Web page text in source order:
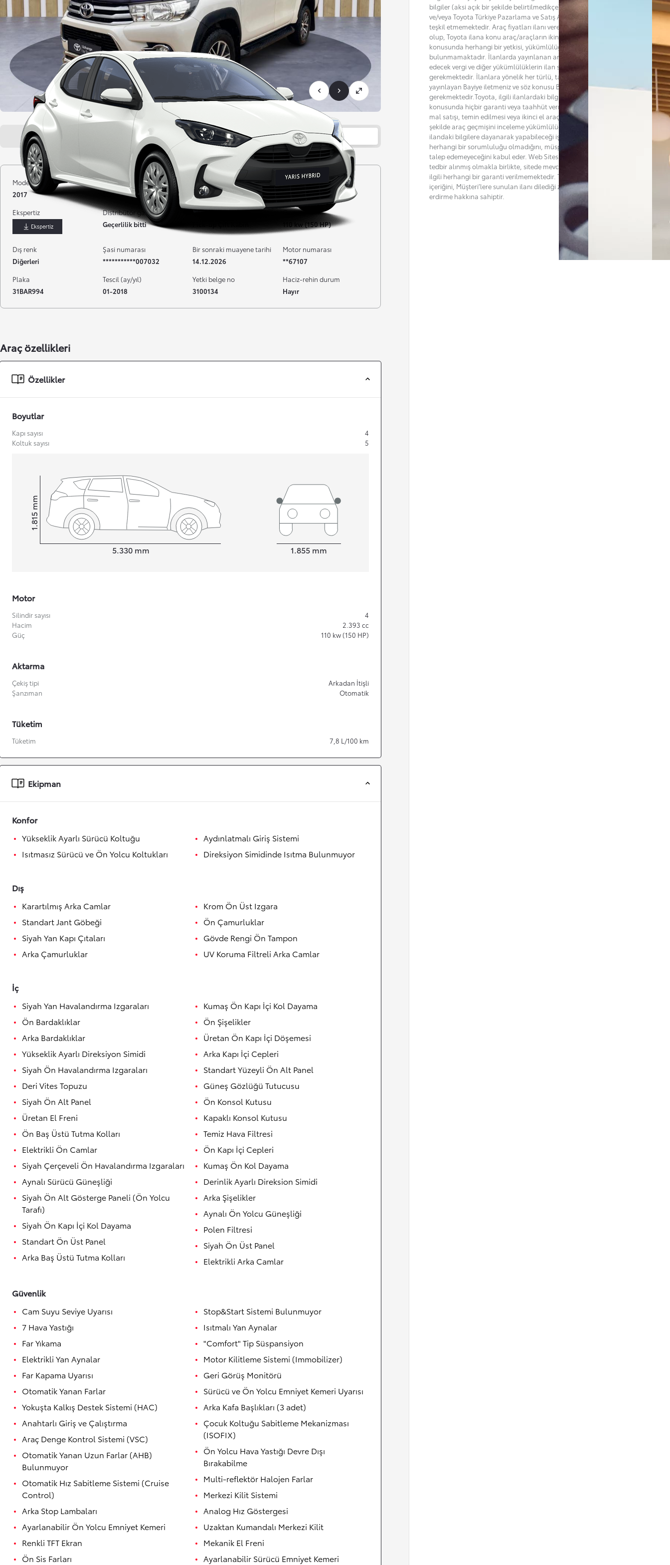
Yeni Hilux Yakında
Haberdar olun
Yeni RAV4
HYBRID
İlk siz haberdar olun
bilgiler (aksi açık bir şekilde belirtilmedikçe) bir satış teklifi değildir ve Bayi
ve/veya Toyota Türkiye Pazarlama ve Satış A.Ş.’nin ("Toyota”) adına bir taahhüt
teşkil etmemektedir. Araç fiyatları ilanı veren Bayi tarafından belirlenmekte
olup, Toyota ilana konu araç/araçların ikinci el satış fiyatlarını belirleme
konusunda herhangi bir yetkisi, yükümlülüğü ve sorumluluğu
bulunmamaktadır. İlanlarda yayınlanan araçların satışlarına esas teşkil
edecek vergi ve diğer yükümlülüklerin ilan sahibi Bayiden öğrenilmesi
gerekmektedir. İlanlara yönelik her türlü, talep, soru veya şikayetlerinizi ilanı
yayınlayan Bayiye iletmeniz ve söz konusu Bayiden destek almanız
gerekmektedir.Toyota, ilgili ilanlardaki bilgilerin doğruluğu ya da güncelliği
konusunda hiçbir garanti veya taahhüt vermemektedir. Toyota’nın ilana konu
mal satışı, temin edilmesi veya ikinci el araçla ilgili bakım, kaza veya başka bir
şekilde araç geçmişini inceleme yükümlülüğü de bulunmamaktadır. Müşteri,
ilandaki bilgilere dayanarak yapabileceği işlemler bakımından Toyota'nın
herhangi bir sorumluluğu olmadığını, müspet veya menfi herhangi bir zarar
talep edemeyeceğini kabul eder. Web Sitesi'nin hatasız olması için her türlü
tedbir alınmış olmakla birlikte, sitede mevcut ya da oluşabilecek hatalar ile
ilgili herhangi bir garanti verilmemektedir. Toyota dilediği zaman sitenin
içeriğini, Müşteri’lere sunulan ilanı dilediği zaman değiştirme ya da sona
erdirme hakkına sahiptir.
Genel bakış Araç özellikleri Bayi bilgisi
Model yılı
2017
Kilometre
112.400 km
Yakıt
Dizel
Şanzıman
Otomatik
Ekspertiz
İndir
Distribütör garantisi
Geçerlilik bitti
Gövde tipi
Güç
110 kw (150 HP)
Dış renk
Diğerleri
Şasi numarası
***********007032
Bir sonraki muayene tarihi
14.12.2026
Motor numarası
**67107
Plaka
31BAR994
Tescil (ay/yıl)
01-2018
Yetki belge no
3100134
Haciz-rehin durum
Hayır
Araç özellikleri
Özellikler
Boyutlar
Kapı sayısı
4
Koltuk sayısı
5
5.330 mm
Height1.815
mm
1.855 mm
Motor
Silindir sayısı
4
Hacim
2.393 cc
Güç
110 kw (150 HP)
Aktarma
Çekiş tipi
Arkadan İtişli
Şanzıman
Otomatik
Tüketim
Tüketim 7,8 L/100 km
Ekipman
Konfor
Yükseklik Ayarlı Sürücü Koltuğu
Isıtmasız Sürücü ve Ön Yolcu Koltukları
Aydınlatmalı Giriş Sistemi
Direksiyon Simidinde Isıtma Bulunmuyor
Dış
Karartılmış Arka Camlar
Standart Jant Göbeği
Siyah Yan Kapı Çıtaları
Arka Çamurluklar
Krom Ön Üst Izgara
Ön Çamurluklar
Gövde Rengi Ön Tampon
UV Koruma Filtreli Arka Camlar
İç
Siyah Yan Havalandırma Izgaraları
Ön Bardaklıklar
Arka Bardaklıklar
Yükseklik Ayarlı Direksiyon Simidi
Siyah Ön Havalandırma Izgaraları
Deri Vites Topuzu
Siyah Ön Alt Panel
Üretan El Freni
Ön Baş Üstü Tutma Kolları
Elektrikli Ön Camlar
Siyah Çerçeveli Ön Havalandırma Izgaraları
Aynalı Sürücü Güneşliği
Siyah Ön Alt Gösterge Paneli (Ön Yolcu
Tarafı)
Siyah Ön Kapı İçi Kol Dayama
Standart Ön Üst Panel
Arka Baş Üstü Tutma Kolları
Kumaş Ön Kapı İçi Kol Dayama
Ön Şişelikler
Üretan Ön Kapı İçi Döşemesi
Arka Kapı İçi Cepleri
Standart Yüzeyli Ön Alt Panel
Güneş Gözlüğü Tutucusu
Ön Konsol Kutusu
Kapaklı Konsol Kutusu
Temiz Hava Filtresi
Ön Kapı İçi Cepleri
Kumaş Ön Kol Dayama
Derinlik Ayarlı Direksion Simidi
Arka Şişelikler
Aynalı Ön Yolcu Güneşliği
Polen Filtresi
Siyah Ön Üst Panel
Elektrikli Arka Camlar
Güvenlik
Cam Suyu Seviye Uyarısı
7 Hava Yastığı
Far Yıkama
Elektrikli Yan Aynalar
Far Kapama Uyarısı
Otomatik Yanan Farlar
Yokuşta Kalkış Destek Sistemi (HAC)
Anahtarlı Giriş ve Çalıştırma
Araç Denge Kontrol Sistemi (VSC)
Otomatik Yanan Uzun Farlar (AHB)
Bulunmuyor
Otomatik Hız Sabitleme Sistemi (Cruise
Control)
Arka Stop Lambaları
Ayarlanabilir Ön Yolcu Emniyet Kemeri
Renkli TFT Ekran
Ön Sis Farları
Stop&Start Sistemi Bulunmuyor
Isıtmalı Yan Aynalar
"Comfort" Tip Süspansiyon
Motor Kilitleme Sistemi (Immobilizer)
Geri Görüş Monitörü
Sürücü ve Ön Yolcu Emniyet Kemeri Uyarısı
Arka Kafa Başlıkları (3 adet)
Çocuk Koltuğu Sabitleme Mekanizması
(ISOFIX)
Ön Yolcu Hava Yastığı Devre Dışı
Bırakabilme
Multi-reflektör Halojen Farlar
Merkezi Kilit Sistemi
Analog Hız Göstergesi
Uzaktan Kumandalı Merkezi Kilit
Mekanik El Freni
Ayarlanabilir Sürücü Emniyet Kemeri